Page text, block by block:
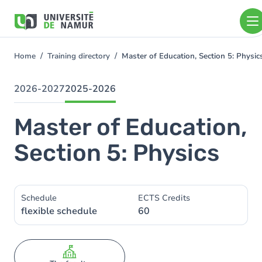
main
You
here
Home Training directory Master of Education, Section 5:
2026-20272025-2026
Master of Education,
Section 5: Physics
Schedule
flexible schedule
ECTS Credits
60